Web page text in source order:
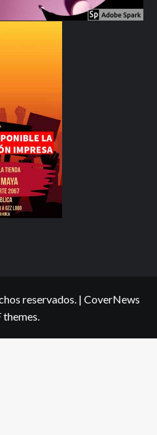
reservados. | CoverNews